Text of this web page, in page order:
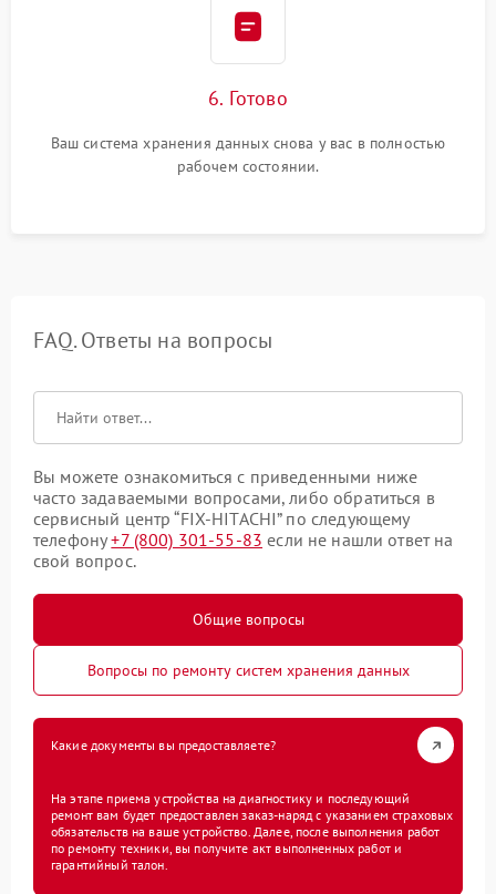
6. Готово
Ваш система хранения данных снова у вас в полностью
рабочем состоянии.
FAQ. Ответы на вопросы
Вы можете ознакомиться с приведенными ниже
часто задаваемыми вопросами, либо обратиться в
сервисный центр “FIX-HITACHI” по следующему
телефону+7 (800) 301-55-83 если не нашли ответ на
свой вопрос.
Общие вопросы
Вопросы по ремонту систем хранения данных
Какие документы вы предоставляете?
На этапе приема устройства на диагностику и последующий
ремонт вам будет предоставлен заказ-наряд с указанием страховых
обязательств на ваше устройство. Далее, после выполнения работ
по ремонту техники, вы получите акт выполненных работ и
гарантийный талон.